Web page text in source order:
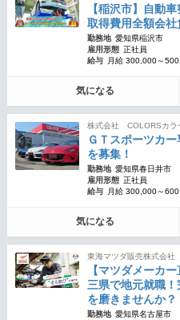
【稲沢市】自動
取得費用全額会社
勤務地 愛知県稲沢市
雇用形態 正社員
給与
月給 300,000～
気になる
株式会社 COLORSカラ
ＧＴスポーツカ
を募集！
勤務地 愛知県春日井市
雇用形態 正社員
給与
月給 300,000～
気になる
東海マツダ販売株式会社
【マツダメーカ
三県で地元就職
を磨きませんか？
勤務地 愛知県名古屋市